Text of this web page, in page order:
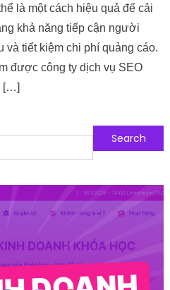
là một cách hiệu quả để cải
khả năng tiếp cận người
tiết kiệm chi phí quảng cáo.
được công ty dịch vụ SEO
[…]
Follow